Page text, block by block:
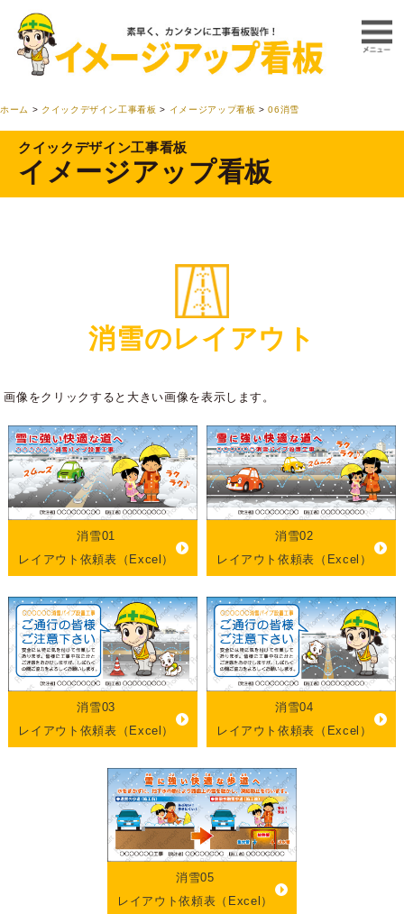
ホーム > クイックデザイン工事看板 > イメージアップ看板 >06消雪
クイックデザイン工事看板
イメージアップ看板
消雪のレイアウト
画像をクリックすると大きい画像を表示します。
消雪01
レイアウト依頼表（Excel）
消雪02
レイアウト依頼表（Excel）
消雪03
レイアウト依頼表（Excel）
消雪04
レイアウト依頼表（Excel）
消雪05
レイアウト依頼表（Excel）